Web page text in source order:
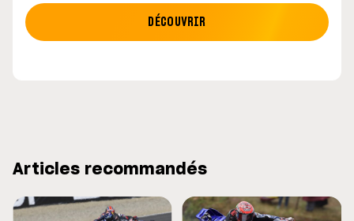
DÉCOUVRIR
Articles recommandés